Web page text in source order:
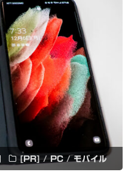
[PR] / PC / モバイル